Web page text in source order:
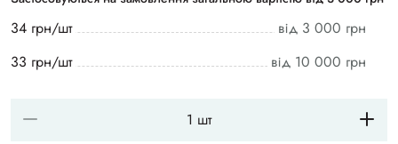
34 грн/шт
від 3 000 грн
33 грн/шт
від 10 000 грн